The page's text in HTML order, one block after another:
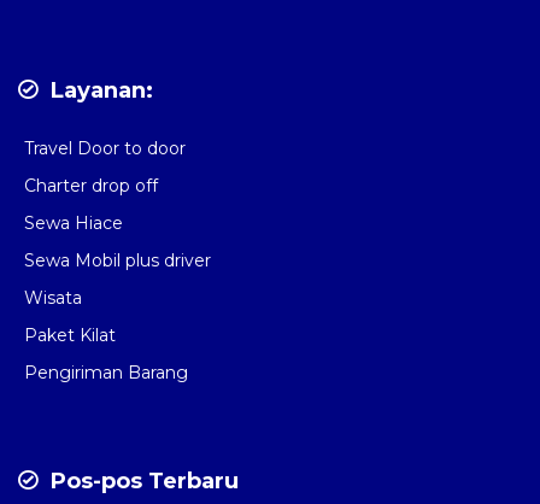
Layanan:
Travel Door to door
Charter drop off
Sewa Hiace
Sewa Mobil plus driver
Wisata
Paket Kilat
Pengiriman Barang
Pos-pos Terbaru